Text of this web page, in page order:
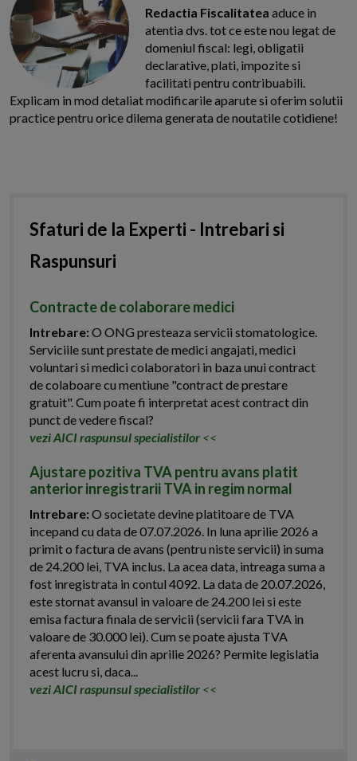
Redactia Fiscalitatea aduce in
atentia dvs. tot ce este nou legat de
domeniul fiscal: legi, obligatii
declarative, plati, impozite si
facilitati pentru contribuabili.
Explicam in mod detaliat modificarile aparute si oferim solutii
practice pentru orice dilema generata de noutatile cotidiene!
Sfaturi de la Experti - Intrebari si
Raspunsuri
Contracte de colaborare medici
Intrebare:O ONG presteaza servicii stomatologice.
Serviciile sunt prestate de medici angajati, medici
voluntari si medici colaboratori in baza unui contract
de colaboare cu mentiune "contract de prestare
gratuit". Cum poate fi interpretat acest contract din
punct de vedere fiscal?
vezi AICI raspunsul specialistilor <<
Ajustare pozitiva TVA pentru avans platit
anterior inregistrarii TVA in regim normal
Intrebare:O societate devine platitoare de TVA
incepand cu data de 07.07.2026. In luna aprilie 2026 a
primit o factura de avans (pentru niste servicii) in suma
de 24.200 lei, TVA inclus. La acea data, intreaga suma a
fost inregistrata in contul 4092. La data de 20.07.2026,
este stornat avansul in valoare de 24.200 lei si este
emisa factura finala de servicii (servicii fara TVA in
valoare de 30.000 lei). Cum se poate ajusta TVA
aferenta avansului din aprilie 2026? Permite legislatia
acest lucru si, daca...
vezi AICI raspunsul specialistilor <<